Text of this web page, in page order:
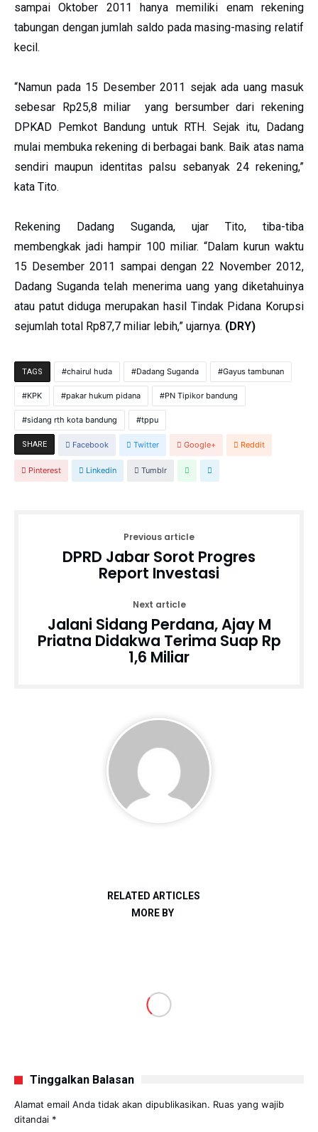
sampai Oktober 2011 hanya memiliki enam rekening
tabungan dengan jumlah saldo pada masing-masing relatif
kecil.
“Namun pada 15 Desember 2011 sejak ada uang masuk
sebesar Rp25,8 miliar yang bersumber dari rekening
DPKAD Pemkot Bandung untuk RTH. Sejak itu, Dadang
mulai membuka rekening di berbagai bank. Baik atas nama
sendiri maupun identitas palsu sebanyak 24 rekening,”
kata Tito.
Rekening Dadang Suganda, ujar Tito, tiba-tiba
membengkak jadi hampir 100 miliar. “Dalam kurun waktu
15 Desember 2011 sampai dengan 22 November 2012,
Dadang Suganda telah menerima uang yang diketahuinya
atau patut diduga merupakan hasil Tindak Pidana Korupsi
sejumlah total Rp87,7 miliar lebih,” ujarnya. (DRY)
TAGS chairul huda Dadang Suganda Gayus tambunan
KPK pakar hukum pidana PN Tipikor bandung
sidang rth kota bandung tppu
SHARE Facebook Twitter Google+ Reddit
Pinterest Linkedin Tumblr
Previous article
DPRD Jabar Sorot Progres
Report Investasi
Next article
Jalani Sidang Perdana, Ajay M
Priatna Didakwa Terima Suap Rp
1,6 Miliar
RELATED ARTICLES
MORE BY
Tinggalkan Balasan
Alamat email Anda tidak akan dipublikasikan. Ruas yang wajib
ditandai *